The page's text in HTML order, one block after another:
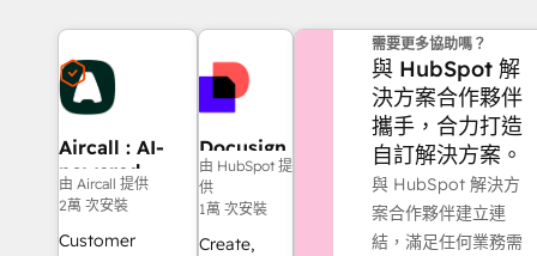
Aircall : AI-
powered
calling and
SMS
由 Aircall 提供
2萬 次安裝
Customer
Docusign
由 HubSpot 提
供
1萬 次安裝
Create,
需要更多協助嗎？
與 HubSpot 解
決方案合作夥伴
攜手，合力打造
自訂解決方案。
與 HubSpot 解決方
案合作夥伴建立連
結，滿足任何業務需